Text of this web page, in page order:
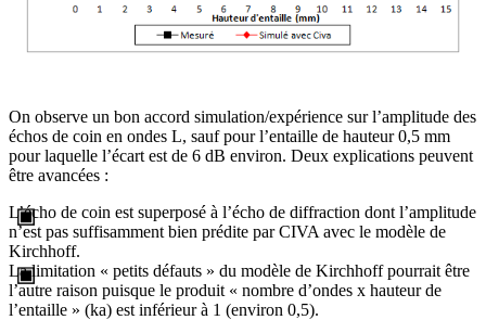
On observe un bon accord simulation/expérience sur l’amplitude des
échos de coin en ondes L, sauf pour l’entaille de hauteur 0,5 mm
pour laquelle l’écart est de 6 dB environ. Deux explications peuvent
être avancées :
L’écho de coin est superposé à l’écho de diffraction dont l’amplitude
n’est pas suffisamment bien prédite par CIVA avec le modèle de
Kirchhoff.
La limitation « petits défauts » du modèle de Kirchhoff pourrait être
l’autre raison puisque le produit « nombre d’ondes x hauteur de
l’entaille » (ka) est inférieur à 1 (environ 0,5).